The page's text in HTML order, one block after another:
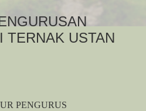
TERNAK USTAN
PENGURUS